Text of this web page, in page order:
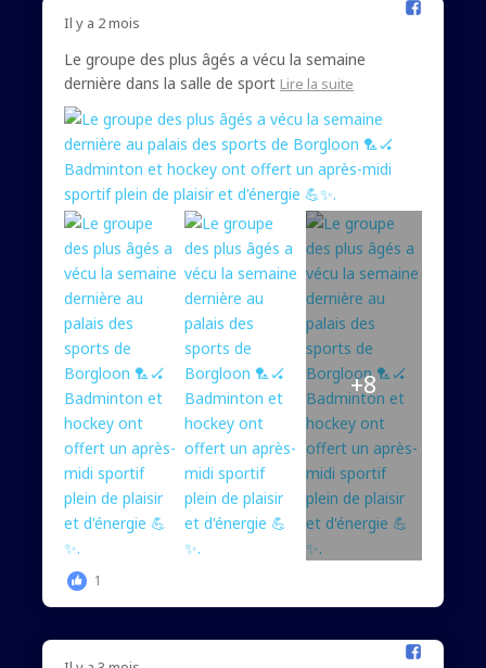
Il y a 2 mois
Le groupe des plus âgés a vécu la semaine
dernière dans la salle de sport Lire la suite
+8
1